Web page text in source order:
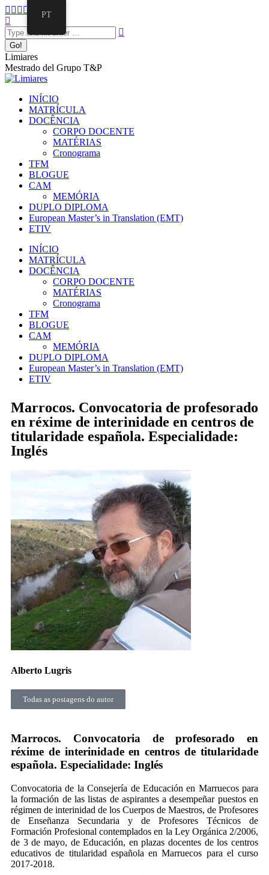
Limiares
Mestrado del Grupo T&P
INÍCIO
MATRÍCULA
DOCÊNCIA
CORPO DOCENTE
MATÉRIAS
Cronograma
TFM
BLOGUE
CAM
MEMÓRIA
DUPLO DIPLOMA
European Master’s in Translation (EMT)
ETIV
INÍCIO
MATRÍCULA
DOCÊNCIA
CORPO DOCENTE
MATÉRIAS
Cronograma
TFM
BLOGUE
CAM
MEMÓRIA
DUPLO DIPLOMA
European Master’s in Translation (EMT)
ETIV
Marrocos. Convocatoria de profesorado
en réxime de interinidade en centros de
titularidade española. Especialidade:
Inglés
Alberto Lugris
Todas as postagens do autor
Marrocos. Convocatoria de profesorado en
réxime de interinidade en centros de titularidade
española. Especialidade: Inglés
Convocatoria de la Consejería de Educación en Marruecos para
la formación de las listas de aspirantes a desempeñar puestos en
régimen de interinidad de los Cuerpos de Maestros, de Profesores
de Enseñanza Secundaria y de Profesores Técnicos de
Formación Profesional contemplados en la Ley Orgánica 2/2006,
de 3 de mayo, de Educación, en plazas docentes de los centros
educativos de titularidad española en Marruecos para el curso
2017-2018.
PT